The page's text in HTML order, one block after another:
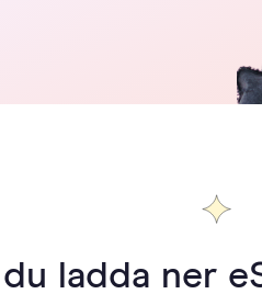
ladda ner